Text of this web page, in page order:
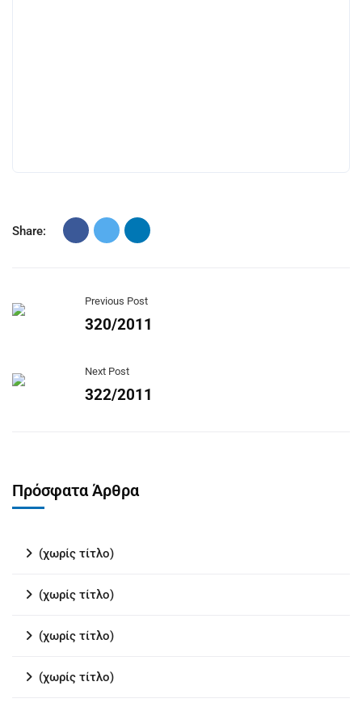
Share:
Previous Post
320/2011
Next Post
322/2011
Πρόσφατα Άρθρα
(χωρίς τίτλο)
(χωρίς τίτλο)
(χωρίς τίτλο)
(χωρίς τίτλο)